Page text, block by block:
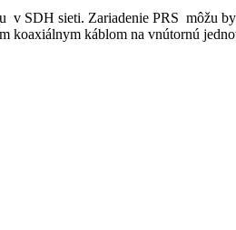
v SDH sieti. Zariadenie PRS môžu
koaxiálnym káblom na vnútornú